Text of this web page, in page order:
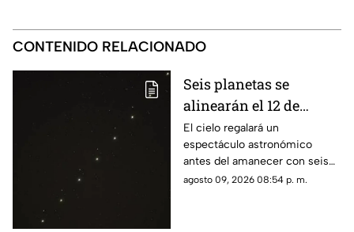
CONTENIDO RELACIONADO
Seis planetas se
alinearán el 12 de
agosto: así podrás
observar el fenómeno
desde Morelos
El cielo regalará un
espectáculo astronómico
antes del amanecer con seis
planetas visibles desde
agosto 09, 2026 08:54 p. m.